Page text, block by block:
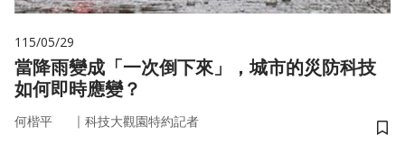
115/05/29
當降雨變成「一次倒下來」，城市的災防科技
如何即時應變？
何楷平 ｜ 科技大觀園特約記者
儲